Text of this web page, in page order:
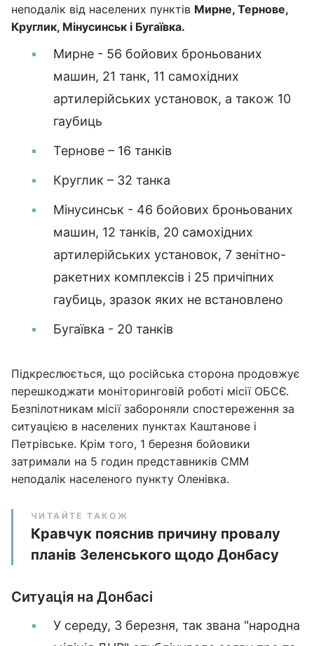
неподалік від населених пунктів Мирне, Тернове,
Круглик, Мінусинськ і Бугаївка.
Мирне - 56 бойових броньованих
машин, 21 танк, 11 самохідних
артилерійських установок, а також 10
гаубиць
Тернове – 16 танків
Круглик – 32 танка
Мінусинськ - 46 бойових броньованих
машин, 12 танків, 20 самохідних
артилерійських установок, 7 зенітно-
ракетних комплексів і 25 причіпних
гаубиць, зразок яких не встановлено
Бугаївка - 20 танків
Підкреслюється, що російська сторона продовжує
перешкоджати моніторинговій роботі місії ОБСЄ.
Безпілотникам місії забороняли спостереження за
ситуацією в населених пунктах Каштанове і
Петрівське. Крім того, 1 березня бойовики
затримали на 5 годин представників СММ
неподалік населеного пункту Оленівка.
ЧИТАЙТЕ ТАКОЖ
Кравчук пояснив причину провалу
планів Зеленського щодо Донбасу
Ситуація на Донбасі
У середу, 3 березня, так звана "народна